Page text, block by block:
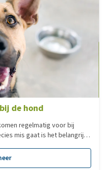
de hond
regelmatig voor bij
mis gaat is het belangrijk
oorproblemen bij de